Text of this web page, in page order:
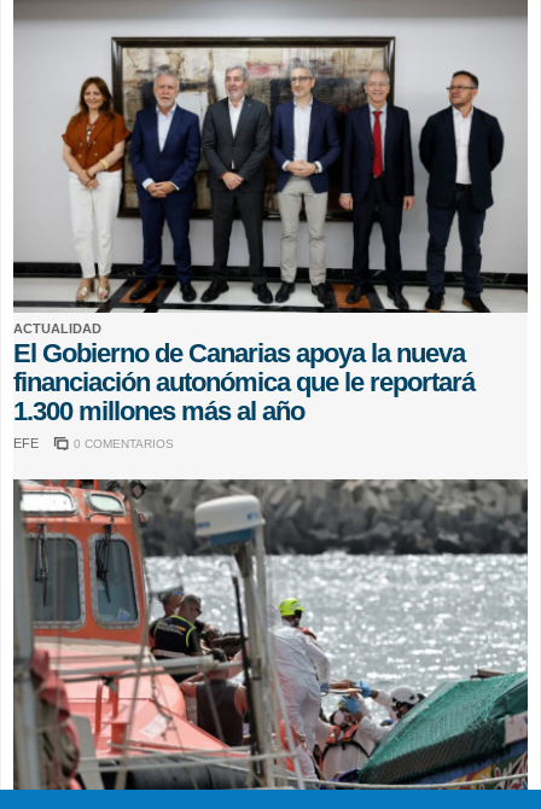
ACTUALIDAD
El Gobierno de Canarias apoya la nueva
financiación autonómica que le reportará
1.300 millones más al año
EFE 0 COMENTARIOS